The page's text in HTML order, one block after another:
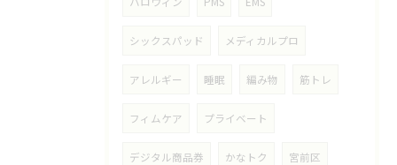
シックスパッド メディカルプロ
アレルギー 睡眠 編み物 筋トレ
フィムケア プライベート
デジタル商品券 かなトク 宮前区